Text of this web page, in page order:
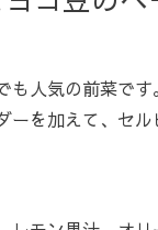
も人気の前菜です
ーを加えて、セル